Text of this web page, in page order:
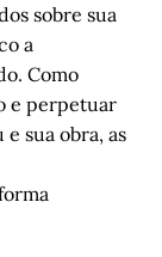
sobre sua
a
Como
e perpetuar
sua obra, as